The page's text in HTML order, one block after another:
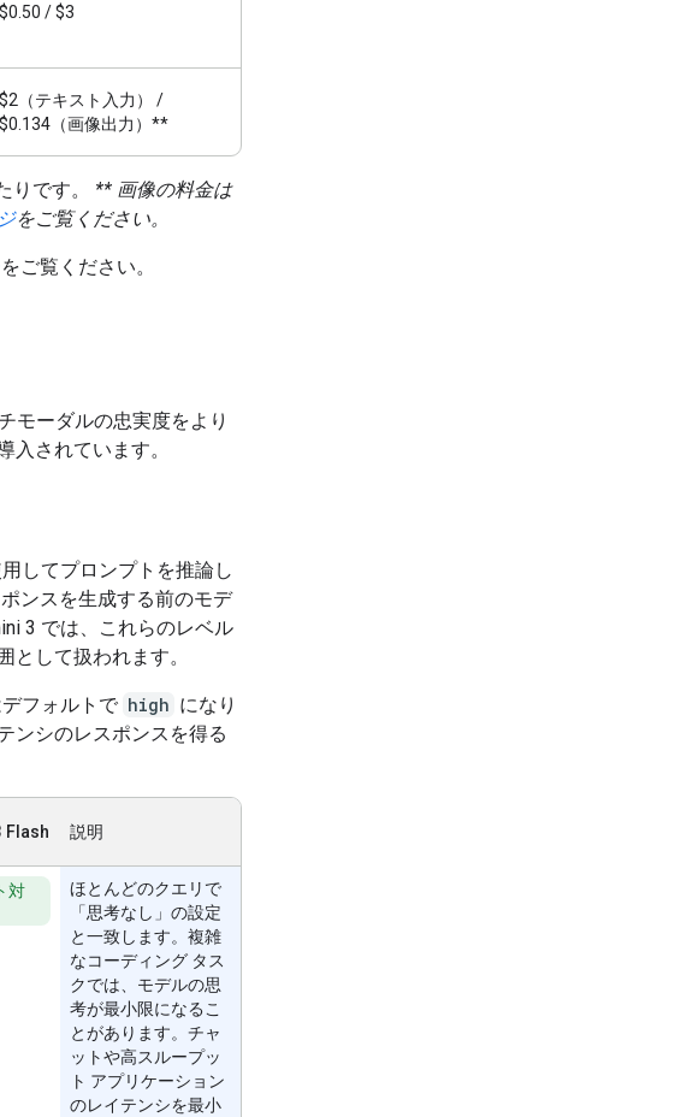
$0.50 / $3
$2（テキスト入力） /
$0.134（画像出力）**
りです。 ** 画像の料金は
をご覧ください。
をご覧ください。
モーダルの忠実度をより
されています。
してプロンプトを推論し
ンスを生成する前のモデ
3 では、これらのレベル
して扱われます。
フォルトで high になり
ンシのレスポンスを得る
Flash 説明
対
ほとんどのクエリで
「思考なし」の設定
と一致します。複雑
なコーディング タス
クでは、モデルの思
考が最小限になるこ
とがあります。チャ
ットや高スループッ
ト アプリケーション
のレイテンシを最小